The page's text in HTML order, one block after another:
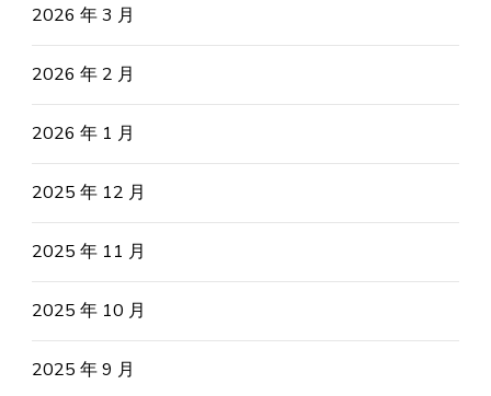
2026 年 3 月
2026 年 2 月
2026 年 1 月
2025 年 12 月
2025 年 11 月
2025 年 10 月
2025 年 9 月